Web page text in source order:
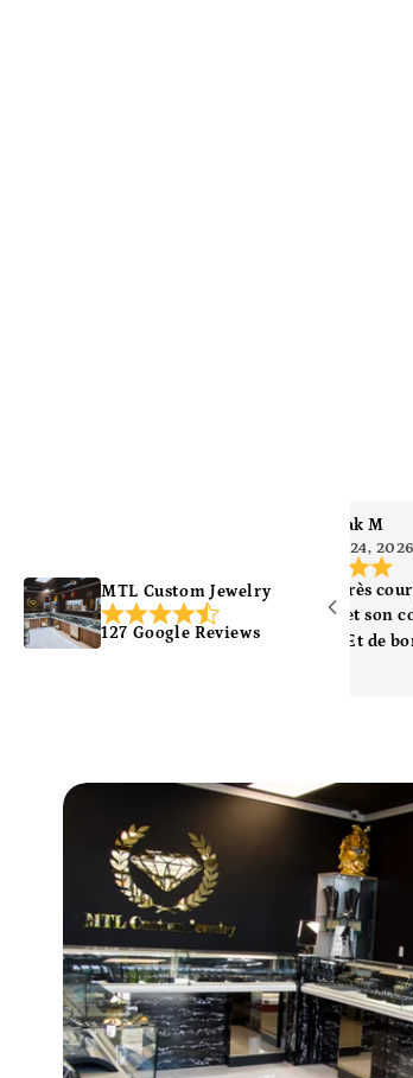
MTL Custom Jewelry
127 Google Reviews
Wifak M
Mar 24, 2026
Service très
Noémie et son
l’écoute Et de